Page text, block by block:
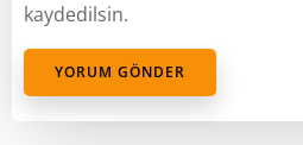
kaydedilsin.